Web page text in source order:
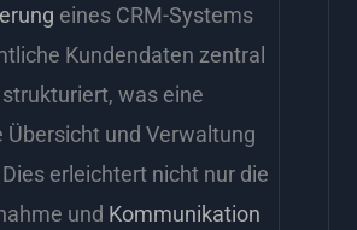
eines CRM-Systems
Kundendaten zentral
was eine
Übersicht und Verwaltung
erleichtert nicht nur die
und Kommunikation